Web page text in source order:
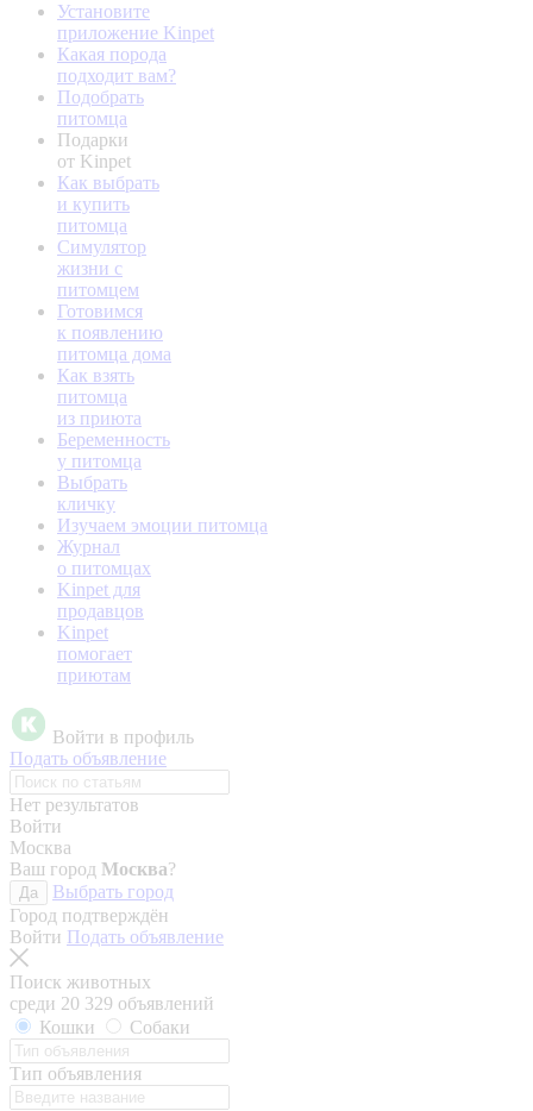
Установите
приложение Kinpet
Какая порода
подходит вам?
Подобрать
питомца
Подарки
от Kinpet
Как выбрать
и купить
питомца
Симулятор
жизни с
питомцем
Готовимся
к появлению
питомца дома
Как взять
питомца
из приюта
Беременность
у питомца
Выбрать
кличку
Изучаем эмоции питомца
Журнал
о питомцах
Kinpet для
продавцов
Kinpet
помогает
приютам
Войти в профиль
Подать объявление
Нет результатов
Войти
Москва
Ваш город Москва?
Да
Выбрать город
Город подтверждён
Войти Подать объявление
Поиск животных
среди 20 329 объявлений
Кошки
Собаки
Тип объявления